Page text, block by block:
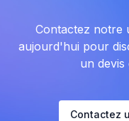
Contactez notre
aujourd'hui pour
un devis
Contactez